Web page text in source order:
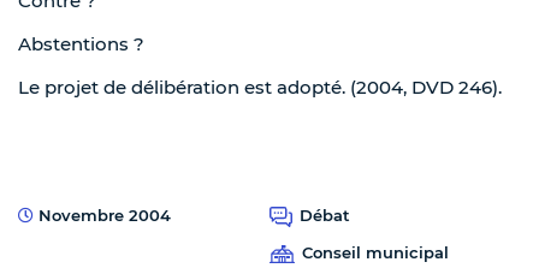
Abstentions ?
Le projet de délibération est adopté. (2004, DVD 246).
Novembre 2004
Débat
Conseil municipal